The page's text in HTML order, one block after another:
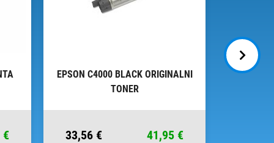
€
EPSON C4000 BLACK ORIGINALNI
TONER
33,56 € 41,95 €
EPSON